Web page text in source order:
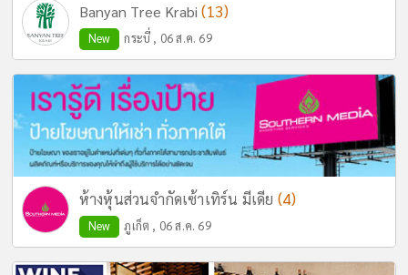
Banyan Tree Krabi(13)
New กระบี่ , 06 ส.ค. 69
ห้างหุ้นส่วนจำกัดเซ้าเทิร์น มีเดีย (4)
New ภูเก็ต , 06 ส.ค. 69